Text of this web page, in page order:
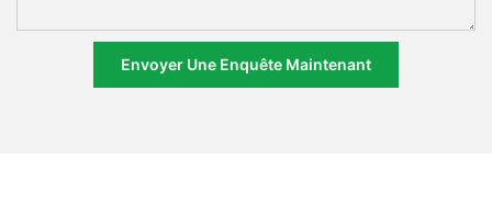
Envoyer Une Enquête Maintenant